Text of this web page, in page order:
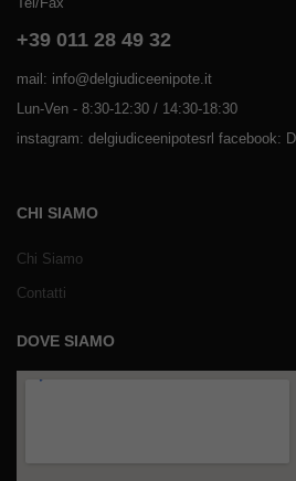
+39 011 28 49 32
mail: info@delgiudiceenipote.it
Lun-Ven - 8:30-12:30 / 14:30-18:30
instagram: delgiudiceenipotesrl facebook:
CHI SIAMO
Chi Siamo
Contatti
DOVE SIAMO